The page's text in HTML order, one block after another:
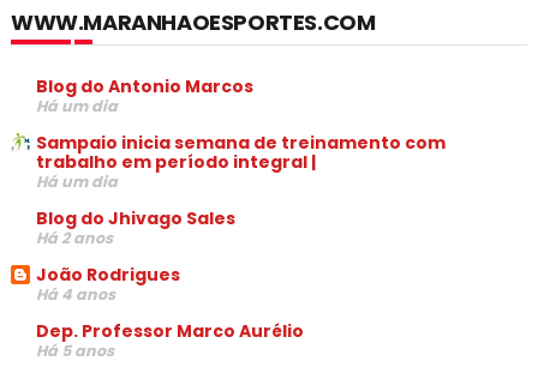
WWW.MARANHAOESPORTES.COM
Blog do Antonio Marcos
Há um dia
Sampaio inicia semana de treinamento com
trabalho em período integral |
Há um dia
Blog do Jhivago Sales
Há 2 anos
João Rodrigues
Há 4 anos
Dep. Professor Marco Aurélio
Há 5 anos